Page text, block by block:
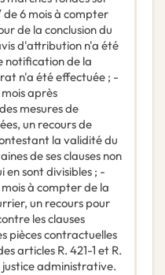
6 mois à compter
de la conclusion du
d'attribution n'a été
notification de la
n'a été effectuée ; -
après
mesures de
un recours de
la validité du
de ses clauses non
en sont divisibles ; -
à compter de la
un recours pour
les clauses
pièces contractuelles
articles R. 421-1 et R.
justice administrative.